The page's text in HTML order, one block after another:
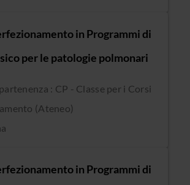
in Programmi di
per le patologie polmonari
: CP - Classe per i Corsi
(Ateneo)
in Programmi di